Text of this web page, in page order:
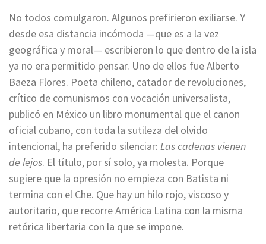
No todos comulgaron. Algunos prefirieron exiliarse. Y
desde esa distancia incómoda —que es a la vez
geográfica y moral— escribieron lo que dentro de la isla
ya no era permitido pensar. Uno de ellos fue Alberto
Baeza Flores. Poeta chileno, catador de revoluciones,
crítico de comunismos con vocación universalista,
publicó en México un libro monumental que el canon
oficial cubano, con toda la sutileza del olvido
intencional, ha preferido silenciar: Las cadenas vienen
de lejos. El título, por sí solo, ya molesta. Porque
sugiere que la opresión no empieza con Batista ni
termina con el Che. Que hay un hilo rojo, viscoso y
autoritario, que recorre América Latina con la misma
retórica libertaria con la que se impone.